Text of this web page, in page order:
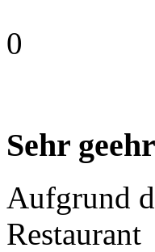
0
Sehr
Aufgrund
Restaurant